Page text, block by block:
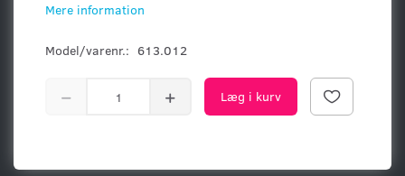
Mere information
Model/varenr.: 613.012
Læg i kurv